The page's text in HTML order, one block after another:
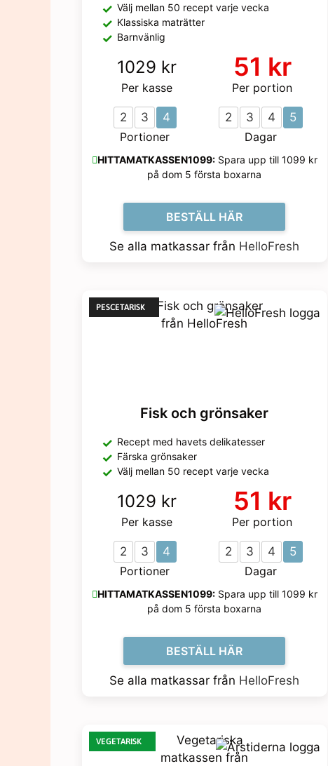
Välj mellan 50 recept varje vecka
Klassiska maträtter
Barnvänlig
1029 kr
Per kasse
51 kr
Per portion
2 3
4
Portioner
2 3 4
5
Dagar
HITTAMATKASSEN1099:Spara upp till 1099 kr
på dom 5 första boxarna
BESTÄLL HÄR
Se alla matkassar från HelloFresh
PESCETARISK
Fisk och grönsaker
Recept med havets delikatesser
Färska grönsaker
Välj mellan 50 recept varje vecka
1029 kr
Per kasse
51 kr
Per portion
2 3
4
Portioner
2 3 4
5
Dagar
HITTAMATKASSEN1099:Spara upp till 1099 kr
på dom 5 första boxarna
BESTÄLL HÄR
Se alla matkassar från HelloFresh
VEGETARISK